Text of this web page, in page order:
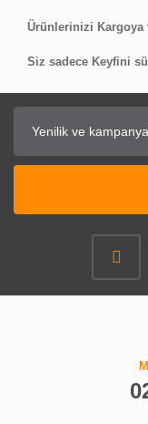
Ürünlerinizi Kargoya
Siz sadece Keyfini